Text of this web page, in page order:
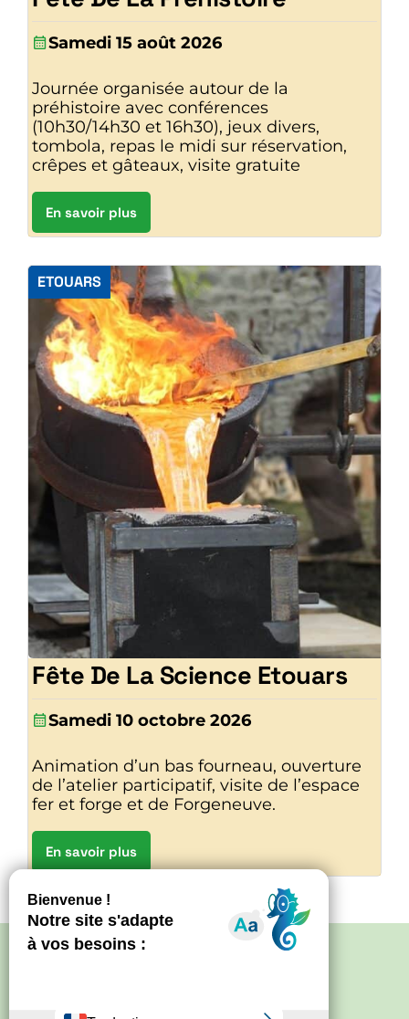
Samedi 15 août 2026
Journée organisée autour de la
préhistoire avec conférences
(10h30/14h30 et 16h30), jeux divers,
tombola, repas le midi sur réservation,
crêpes et gâteaux, visite gratuite
En savoir plus
ETOUARS
Fête De La Science Etouars
Samedi 10 octobre 2026
Animation d’un bas fourneau, ouverture
de l’atelier participatif, visite de l’espace
fer et forge et de Forgeneuve.
En savoir plus
Politique de confidentialité
Mentions